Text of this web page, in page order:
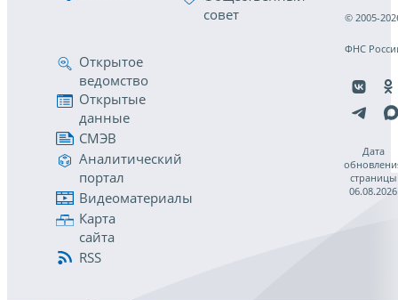
совет
Открытое
ведомство
Открытые
данные
СМЭВ
Аналитический
портал
Видеоматериалы
Карта
сайта
RSS
© 2005-
ФНС
Дата
страницы
06.08.2026